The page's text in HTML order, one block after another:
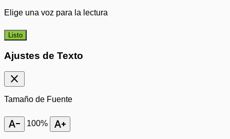
Elige una voz para la lectura
Listo
Ajustes de Texto
close
Tamaño de Fuente
text_decrease 100% text_increase